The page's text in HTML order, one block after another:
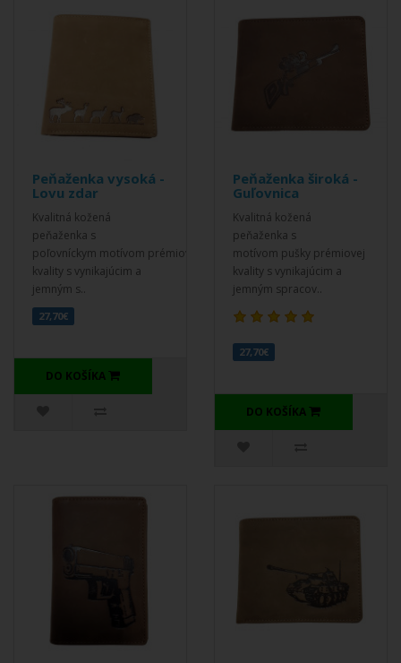
Peňaženka vysoká -
Lovu zdar
Kvalitná kožená
peňaženka s
poľovníckym motívom prémiovej
kvality s vynikajúcim a
jemným s..
27,70€
DO KOŠÍKA
Peňaženka široká -
Guľovnica
Kvalitná kožená
peňaženka s
motívom pušky prémiovej
kvality s vynikajúcim a
jemným spracov..
27,70€
DO KOŠÍKA